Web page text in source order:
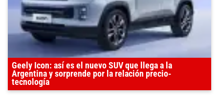
Geely Icon: así es el nuevo SUV que llega a la
Argentina y sorprende por la relación precio-
tecnología